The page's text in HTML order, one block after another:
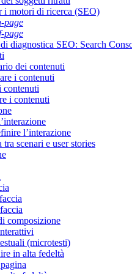
i motori di ricerca (SEO)
page
page
diagnostica SEO: Search
dei contenuti
i contenuti
contenuti
i contenuti
l’interazione
scenari e user stories
composizione
(microtesti)
in alta fedeltà